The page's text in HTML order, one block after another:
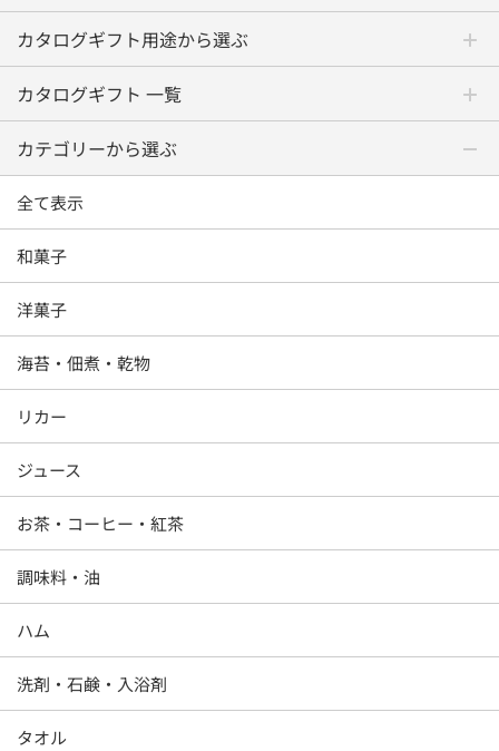
カタログギフト用途から選ぶ
カタログギフト 一覧
カテゴリーから選ぶ
全て表示
和菓子
洋菓子
海苔・佃煮・乾物
リカー
ジュース
お茶・コーヒー・紅茶
調味料・油
ハム
洗剤・石鹸・入浴剤
タオル